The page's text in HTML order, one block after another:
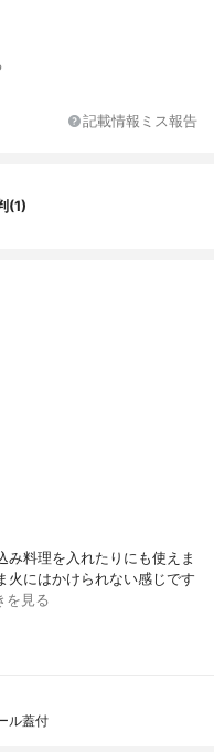
/ポリエチレン(EVA樹脂)
記載情報ミス報告
(1)
み料理を入れたりにも使えま
火にはかけられない感じです
を見る
ル蓋付